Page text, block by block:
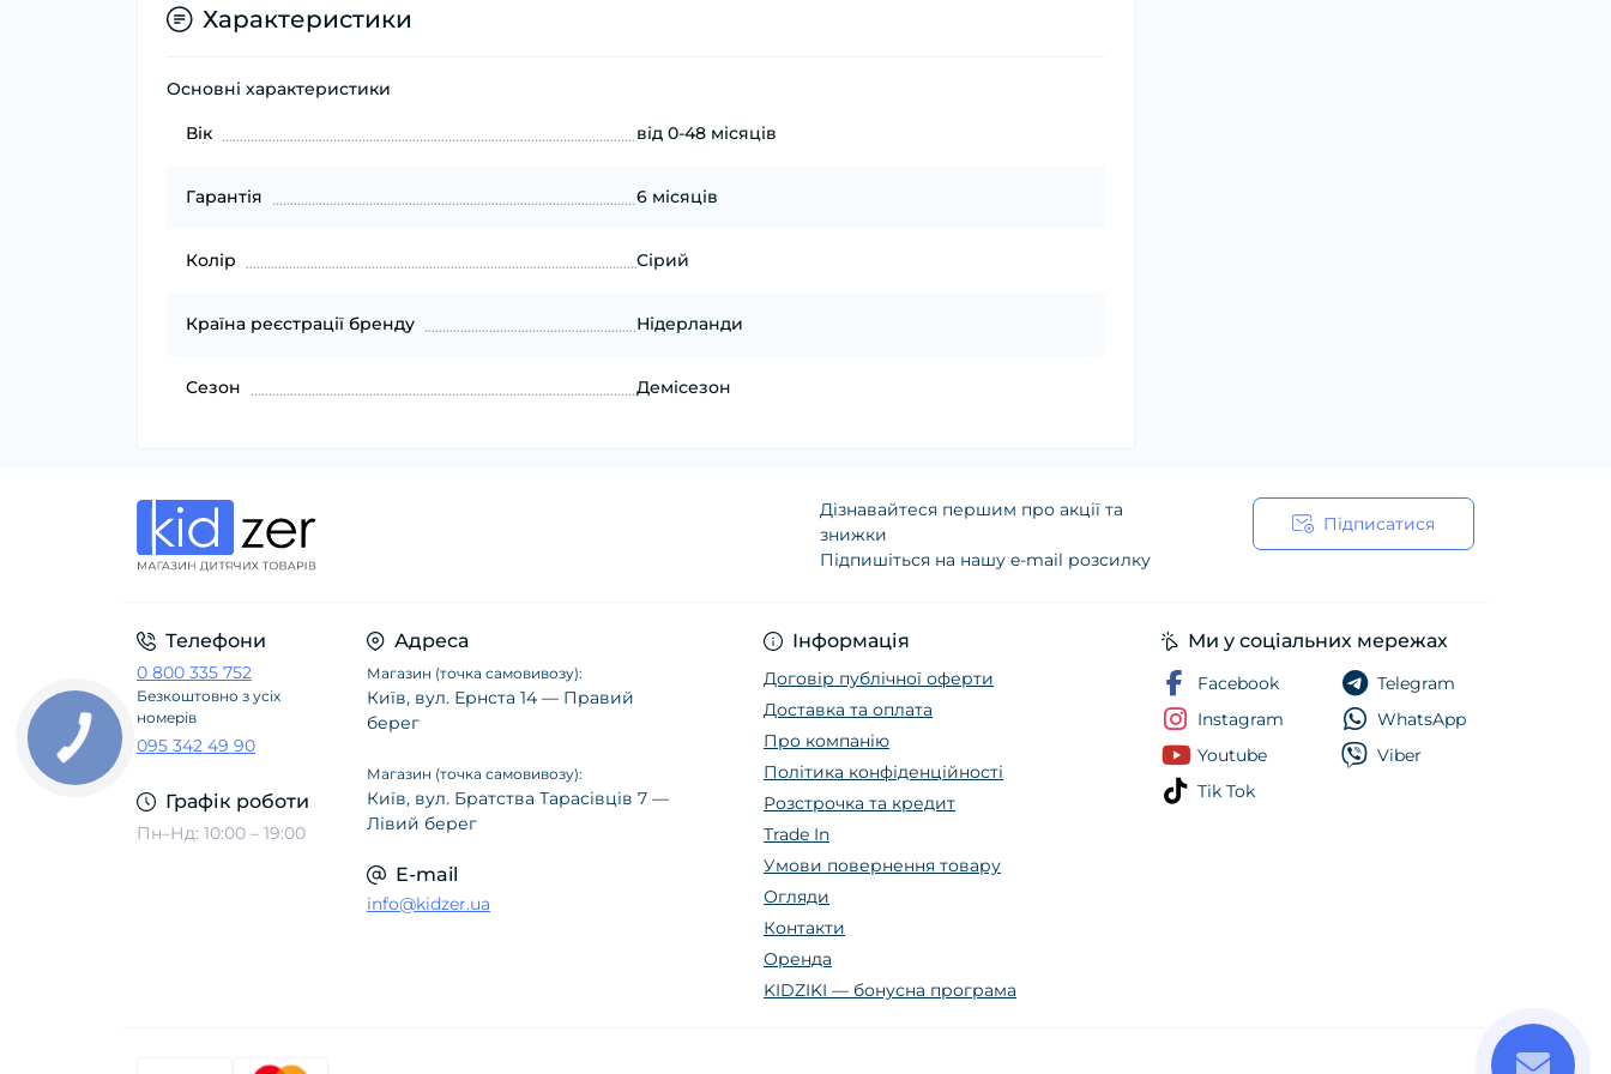
Характеристики
Основні характеристики
Вік від 0-48 місяців
Гарантія 6 місяців
Колір Сірий
Країна реєстрації бренду Нідерланди
Сезон Демісезон
Дізнавайтеся першим про акції та
знижки
Підпишіться на нашу e-mail розсилку
Підписатися
Політика конфіденційності
Телефони
0 800 335 752
Безкоштовно з усіх
номерів
095 342 49 90
Графік роботи
Пн–Нд: 10:00 – 19:00
Адреса
Магазин (точка самовивозу):
Київ, вул. Ернста 14 — Правий
берег
Магазин (точка самовивозу):
Київ, вул. Братства Тарасівців 7 —
Лівий берег
E-mail
info@kidzer.ua
Інформація
Договір публічної оферти
Доставка та оплата
Про компанію
Політика конфіденційності
Розстрочка та кредит
Trade In
Умови повернення товару
Огляди
Контакти
Оренда
KIDZIKI — бонусна програма
Ми у соціальних мережах
Facebook
Instagram
Youtube
Tik Tok
Telegram
WhatsApp
Viber